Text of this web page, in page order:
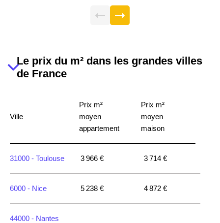
Le prix du m² dans les grandes villes
de France
Ville
Prix m²
moyen
appartement
Prix m²
moyen
maison
31000 - Toulouse 3 966 € 3 714 €
6000 - Nice 5 238 € 4 872 €
44000 - Nantes